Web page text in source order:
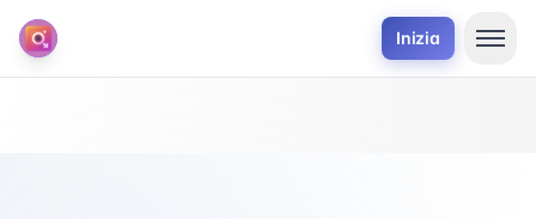
Inizia